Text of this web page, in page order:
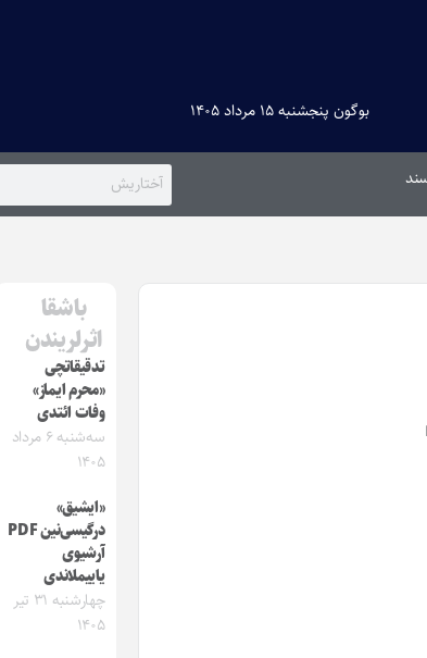
بوگون پنجشنبه ۱۵ مرداد ۱۴۰۵
باشقا
اثرلریندن
تدقیقاتچی
«محرم ایماز»
وفات ائتدی
سه‌شنبه ۶ مرداد
۱۴۰۵
«ایشیق»
درگیسی‌نین PDF
آرشیوی
یاییملاندی
چهارشنبه ۳۱ تیر
۱۴۰۵